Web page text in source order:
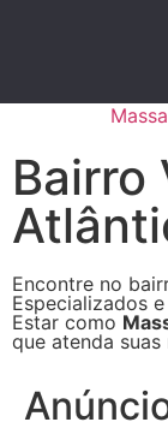
Bairro
Encontre no
Especializados
Estar como
que atenda